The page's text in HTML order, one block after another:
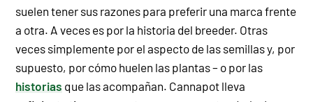
suelen tener sus razones para preferir una marca frente
a otra. A veces es por la historia del breeder. Otras
veces simplemente por el aspecto de las semillas y, por
supuesto, por cómo huelen las plantas – o por las
historias que las acompañan. Cannapot lleva